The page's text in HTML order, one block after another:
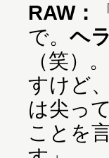
RAW：
で。 ヘ
（笑）
すけど
は尖っ
ことを